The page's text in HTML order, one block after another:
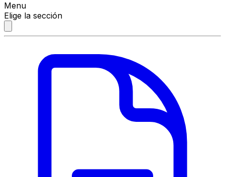
Menu
Elige la sección